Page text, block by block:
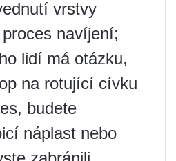
vrstvy
navíjení;
lidí má otázku,
na rotující cívku
budete
náplast nebo